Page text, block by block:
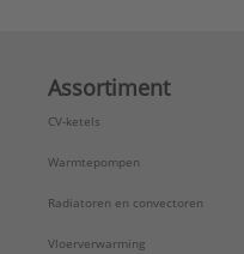
Assortiment
CV-ketels
Warmtepompen
Radiatoren en convectoren
Vloerverwarming